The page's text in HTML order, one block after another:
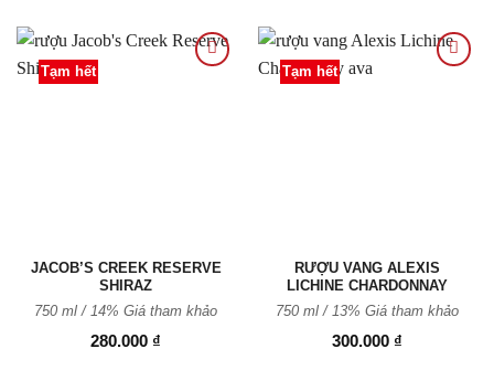
Tạm hết
JACOB’S CREEK RESERVE
SHIRAZ
280.000 ₫
750 ml / 14% Giá tham khảo
Tạm hết
RƯỢU VANG ALEXIS
LICHINE CHARDONNAY
300.000 ₫
750 ml / 13% Giá tham khảo